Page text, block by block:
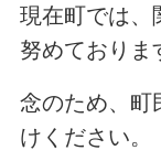
現在町では、
努めておりま
念のため、町
けください。